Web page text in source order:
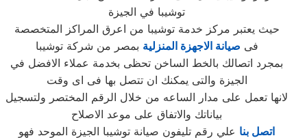
توشيبا في الجيزة
حيث يعتبر مركز خدمة توشيبا من اعرق المراكز المتخصصة
فى صيانة الاجهزة المنزلية بمصر من شركة توشيبا
بمجرد اتصالك بالخط الساخن تحظى بخدمة عملاء الافضل في
الجيزة والتى يمكنك ان تتصل بها فى اى وقت
لانها تعمل على مدار الساعه من خلال الرقم المختصر ولتسجيل
بياناتك والاتفاق على موعد الاصلاح
اتصل بنا علي رقم تليفون صيانة توشيبا الجيزة الموحد فهو